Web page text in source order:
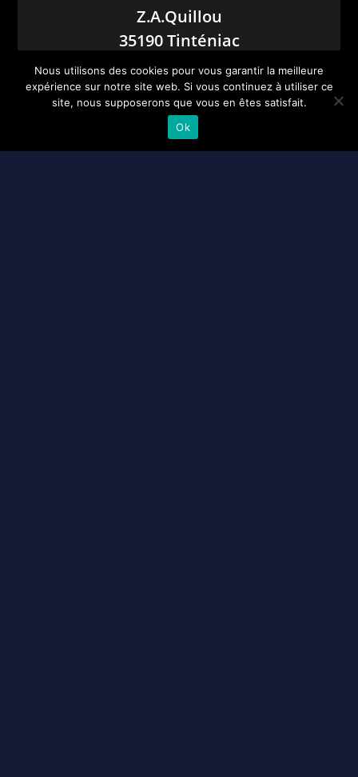
Z.A.Quillou
35190 Tinténiac
Nous utilisons des cookies pour vous garantir la meilleure
expérience sur notre site web. Si vous continuez à utiliser ce
site, nous supposerons que vous en êtes satisfait.
Ok